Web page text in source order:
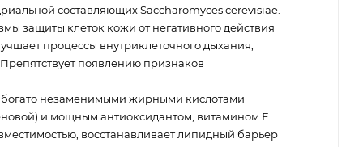
составляющих Saccharomyces cerevisiae.
защиты клеток кожи от негативного действия
процессы внутриклеточного дыхания,
появлению признаков
незаменимыми жирными кислотами
и мощным антиоксидантом, витамином Е.
восстанавливает липидный барьер